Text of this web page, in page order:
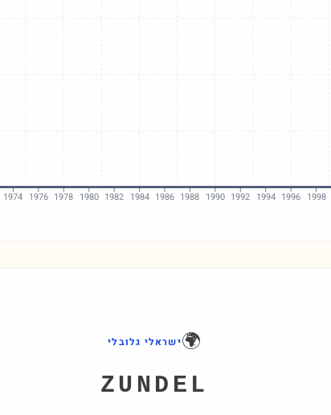
1974 1976 1978 1980 1982 1984 1986 1988 1990 1992 1994 1996 1998
🌍ישראלי גלובלי
ZUNDEL